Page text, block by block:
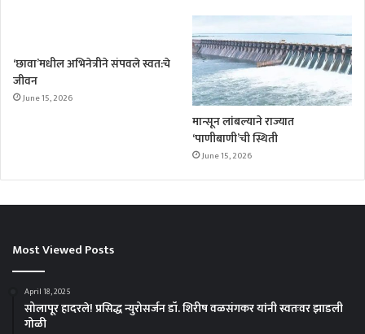
‘छावा’मधील अभिनेत्रीने संपवले स्वत:चे
जीवन
June 15, 2026
मान्सून लांबल्याने राज्यात
‘पाणीबाणी’ची स्थिती
June 15, 2026
Most Viewed Posts
April 18, 2025
सोलापूर हादरले! प्रसिद्ध न्युरोसर्जन डॉ. शिरीष वळसंगकर यांनी स्वतःवर झाडली
गोळी